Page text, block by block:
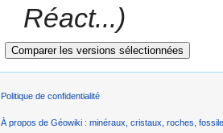
Réact...)
Politique de confidentialité
À propos de Géowiki : minéraux, cristaux, roches,